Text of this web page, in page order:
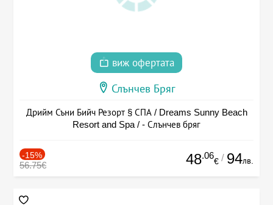
виж офертата
Слънчев Бряг
Дрийм Съни Бийч Резорт § СПА / Dreams Sunny Beach
Resort and Spa / - Слънчев бряг
-15%
56.75€ 48.06
€ / 94лв.